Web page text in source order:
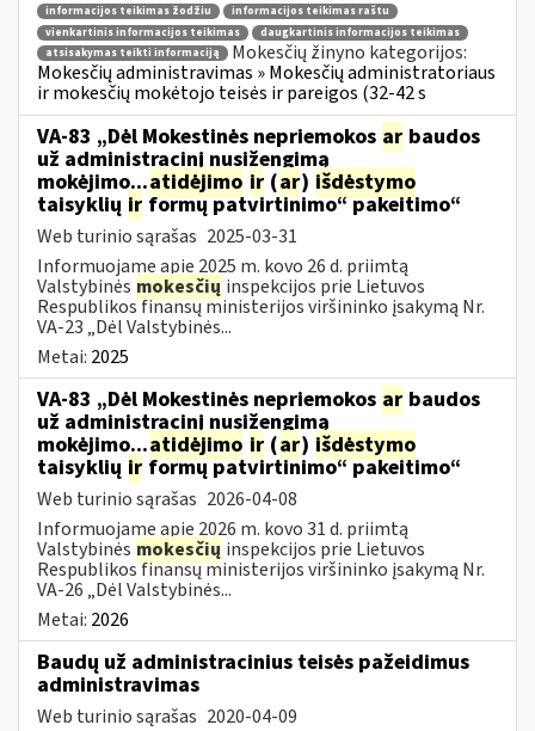
informacijos teikimas žodžiu
informacijos teikimas raštu
vienkartinis informacijos teikimas
daugkartinis informacijos teikimas
atsisakymas teikti informaciją
Mokesčių žinyno kategorijos:
Mokesčių administravimas » Mokesčių administratoriaus
ir mokesčių mokėtojo teisės ir pareigos (32-42 s
VA-83 „Dėl Mokestinės nepriemokos ar baudos
už administracinį nusižengimą
mokėjimo...atidėjimo ir (ar) išdėstymo
taisyklių ir formų patvirtinimo“ pakeitimo“
Web turinio sąrašas 2025-03-31
Informuojame apie 2025 m. kovo 26 d. priimtą
Valstybinės mokesčių inspekcijos prie Lietuvos
Respublikos finansų ministerijos viršininko įsakymą Nr.
VA-23 „Dėl Valstybinės...
Metai: 2025
VA-83 „Dėl Mokestinės nepriemokos ar baudos
už administracinį nusižengimą
mokėjimo...atidėjimo ir (ar) išdėstymo
taisyklių ir formų patvirtinimo“ pakeitimo“
Web turinio sąrašas 2026-04-08
Informuojame apie 2026 m. kovo 31 d. priimtą
Valstybinės mokesčių inspekcijos prie Lietuvos
Respublikos finansų ministerijos viršininko įsakymą Nr.
VA-26 „Dėl Valstybinės...
Metai: 2026
Baudų už administracinius teisės pažeidimus
administravimas
Web turinio sąrašas 2020-04-09